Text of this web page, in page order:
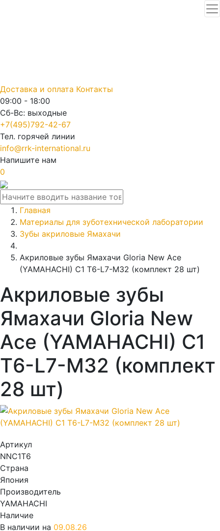
Доставка и оплата Контакты
09:00 - 18:00
Сб-Вс: выходные
+7(495)792-42-67
Тел. горячей линии
info@rrk-international.ru
Напишите нам
0
Главная
Материалы для зуботехнической лаборатории
Зубы акриловые Ямахачи
Акриловые зубы Ямахачи Gloria New Ace
(YAMAHACHI) C1 T6-L7-M32 (комплект 28 шт)
Акриловые зубы
Ямахачи Gloria New
Ace (YAMAHACHI) C1
T6-L7-M32 (комплект
28 шт)
Артикул
NNC1T6
Страна
Япония
Производитель
YAMAHACHI
Наличие
В наличии на 09.08.26